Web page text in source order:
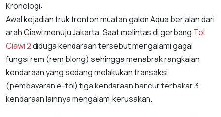
Kronologi:
Awal kejadian truk tronton muatan galon Aqua berjalan dari
arah Ciawi menuju Jakarta. Saat melintas di gerbang Tol
Ciawi 2diduga kendaraan tersebut mengalami gagal
fungsi rem (rem blong) sehingga menabrak rangkaian
kendaraan yang sedang melakukan transaksi
(pembayaran e-tol) tiga kendaraan hancur terbakar 3
kendaraan lainnya mengalami kerusakan.